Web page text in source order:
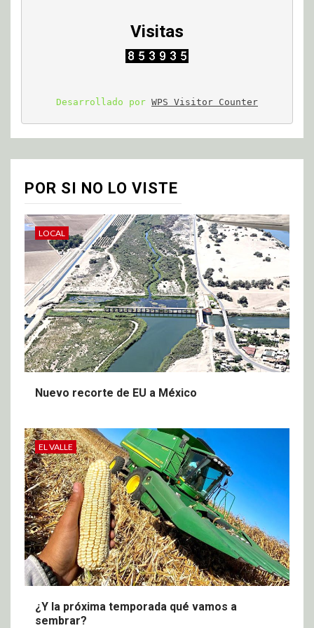
Visitas
Desarrollado por WPS Visitor Counter
POR SI NO LO VISTE
LOCAL
Nuevo recorte de EU a México
EL VALLE
¿Y la próxima temporada qué vamos a
sembrar?